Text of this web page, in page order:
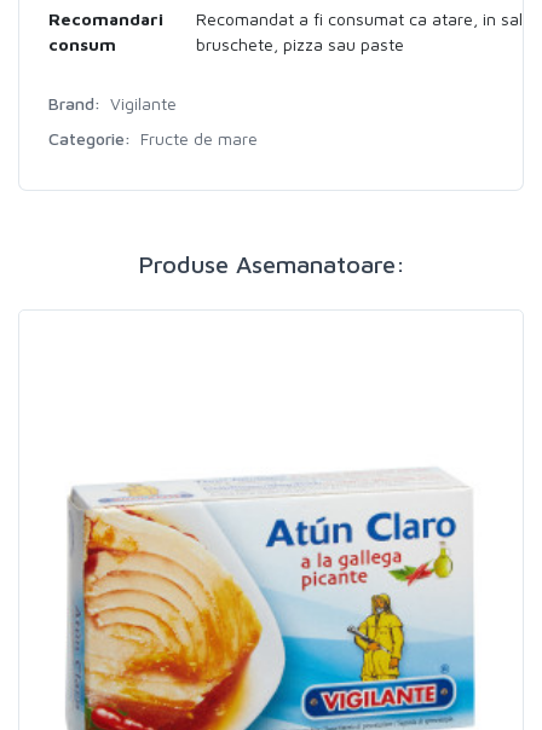
Recomandari
consum
Recomandat a fi consumat ca atare, in
bruschete, pizza sau paste
Brand: Vigilante
Categorie:
Fructe de mare
Produse Asemanatoare: